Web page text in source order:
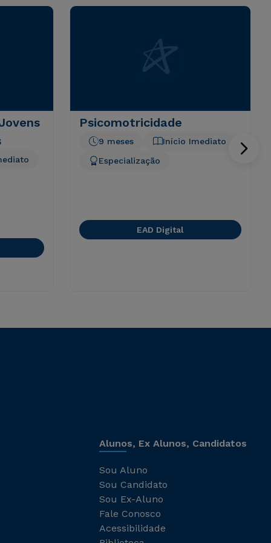
Psicomotricidade
Início Imediato
9 meses
Especialização
EAD Digital
Alunos, Ex Alunos, Candidatos
Sou Aluno
Sou Candidato
Sou Ex-Aluno
Fale Conosco
Acessibilidade